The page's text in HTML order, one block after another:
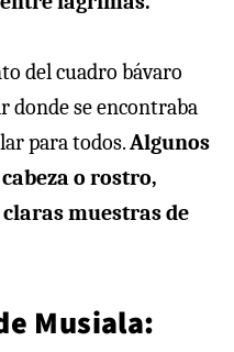
del cuadro bávaro
donde se encontraba
para todos.Algunos
o rostro,
muestras de
Musiala: